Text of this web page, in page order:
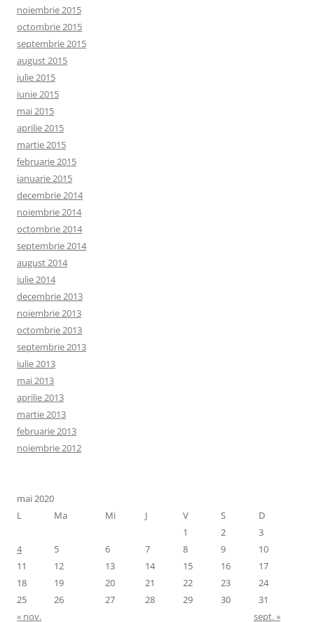
noiembrie 2015
octombrie 2015
septembrie 2015
august 2015
iulie 2015
iunie 2015
mai 2015
aprilie 2015
martie 2015
februarie 2015
ianuarie 2015
decembrie 2014
noiembrie 2014
octombrie 2014
septembrie 2014
august 2014
iulie 2014
decembrie 2013
noiembrie 2013
octombrie 2013
septembrie 2013
iulie 2013
mai 2013
aprilie 2013
martie 2013
februarie 2013
noiembrie 2012
mai 2020
L
Ma Mi J V S
D
1
2
3
4
5 6 7 8 9
10
11
12 13 14 15 16
17
18
19 20 21 22 23
24
25
26 27 28 29 30
31
« nov.
sept. »